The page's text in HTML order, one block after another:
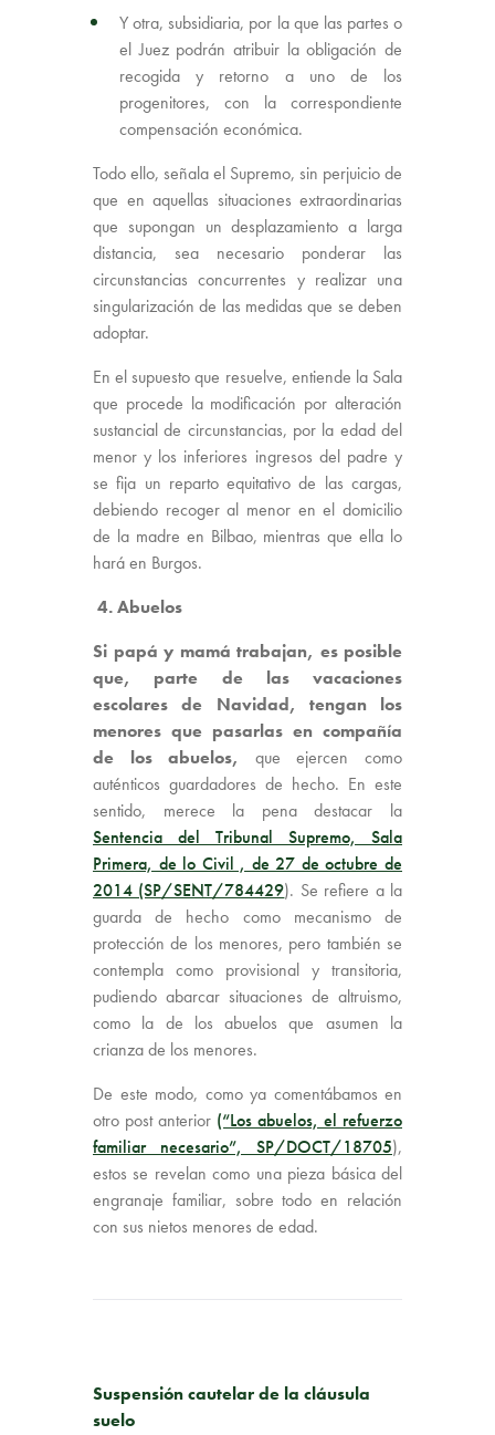
Y otra, subsidiaria, por la que las partes o
el Juez podrán atribuir la obligación de
recogida y retorno a uno de los
progenitores, con la correspondiente
compensación económica.
Todo ello, señala el Supremo, sin perjuicio de
que en aquellas situaciones extraordinarias
que supongan un desplazamiento a larga
distancia, sea necesario ponderar las
circunstancias concurrentes y realizar una
singularización de las medidas que se deben
adoptar.
En el supuesto que resuelve, entiende la Sala
que procede la modificación por alteración
sustancial de circunstancias, por la edad del
menor y los inferiores ingresos del padre y
se fija un reparto equitativo de las cargas,
debiendo recoger al menor en el domicilio
de la madre en Bilbao, mientras que ella lo
hará en Burgos.
4. Abuelos
Si papá y mamá trabajan, es posible
que, parte de las vacaciones
escolares de Navidad, tengan los
menores que pasarlas en compañía
de los abuelos,
que ejercen como
auténticos guardadores de hecho. En este
sentido, merece la pena destacar la
Sentencia del Tribunal Supremo, Sala
Primera, de lo Civil , de 27 de octubre de
2014 (SP/SENT/784429). Se refiere a la
guarda de hecho como mecanismo de
protección de los menores, pero también se
contempla como provisional y transitoria,
pudiendo abarcar situaciones de altruismo,
como la de los abuelos que asumen la
crianza de los menores.
De este modo, como ya comentábamos en
otro post anterior (“Los abuelos, el refuerzo
familiar necesario”, SP/DOCT/18705),
estos se revelan como una pieza básica del
engranaje familiar, sobre todo en relación
con sus nietos menores de edad.
Suspensión cautelar de la cláusula
suelo